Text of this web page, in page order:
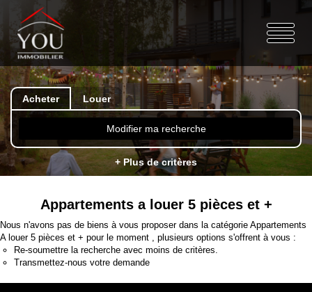
Acheter Louer
Modifier ma recherche
+ Plus de critères
Appartements a louer 5 pièces et +
Nous n'avons pas de biens à vous proposer dans la catégorie Appartements
A louer 5 pièces et + pour le moment , plusieurs options s'offrent à vous :
Re-soumettre la recherche avec moins de critères.
Transmettez-nous votre demande